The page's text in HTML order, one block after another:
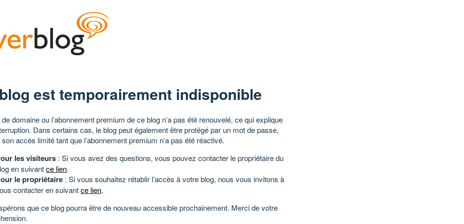
est temporairement indisponible
domaine ou l’abonnement premium de ce blog n’a pas été renouvelé, ce qui explique
Dans certains cas, le blog peut également être protégé par un mot de passe,
accès limité tant que l’abonnement premium n’a pas été réactivé.
les visiteurs : Si vous avez des questions, vous pouvez contacter le propriétaire du
en suivantce lien.
le propriétaire : Si vous souhaitez rétablir l’accès à votre blog, nous vous invitons à
contacter en suivantce lien.
que ce blog pourra être de nouveau accessible prochainement. Merci de votre